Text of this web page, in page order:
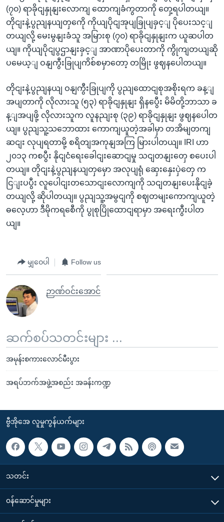
(၇၀) ရာခိုငျနှုနျးလောကျ ထောကျခံကွတာကို တှေ့ရပါတယျ။
တိုငျးနဲ့ပွညျနယျတှကေို ကိုယျပိုငျအုပျခြုပျခှင့ျ ပိုပေးသင့ျ
တယျလို့ မေးမွနျးခံသူ အမြားစု (၇၀) ရာခိုငျနှုနျးက ယူဆပါတ
ယျ။ ကိုယျပိုငျပွဌာနျးခှင့ျ အာဏာပိုပေးတာကို ကွိုကျတယျဆို
ပမေယ့ျ ဝနျကွီးခြုပျကိစ်စမှာတော့ တမြိုး ဖွဈနပေါတယျ။
တိုငျးနဲ့ပွညျနယျ ဝနျကွီးခြုပျကို ပွညျထောငျစုအစိုးရက ခန့ျ
အပျတာကို လိုလားသူ (၅၃) ရာခိုငျနှုနျး ရှိနပွေီး မိမိတို့ဘာသာ ခ
န့ျအပျဖို့ လိုလားသူက လူနညျးစု (၃၉) ရာခိုငျနှုနျး ဖွဈနပေါတ
ယျ။ ပွညျသူ့သဘောထား ကောကျယူတဲ့အခါမှာ တအိမျတကျ
ဆငျး လုပျရတာမို့ စရိတျအကုနျအကြ မြားပါတယျ။ IRI ဟာ
၂၀၁၃ ကစပွီး နိုငျငံရေးခေါငျးဆောငျမှု သငျတနျးတှေ စပေးပါ
တယျ။ တိုငျးနဲ့ပွညျနယျတှမှော အလုပျရုံ ဆှေးနှေးပှဲတှေ က
ငြျးပပွီး လူပေါငျးတသောငျးလောကျကို သငျတနျးပေးနိုငျခဲ့
တယျလို့ ဆိုပါတယျ။ ပွညျသူ့အမွငျကို စဈတမျးကောကျယူတဲ့
ဓလေ့ဟာ ဒီမိုကရစေီကို ပွုစုပြိုထောငျရာမှာ အရေးကွီးပါတ
ယျ။
မျှဝေပါ Follow us
ဉာဏ်ဝင်းအောင်
ဆက်စပ်သတင်းများ ...
အမုန်းစကားလောင်မီးပွား
အရပ်ဘက်အဖွဲ့အစည်း အခန်းကဏ္ဍ
ဗွီအိုအေ လူမှုကွန်ယက်များ
သတင်း
၀န်ဆောင်မှုများ